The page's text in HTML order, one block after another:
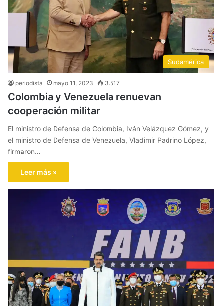
Sudamérica
periodista mayo 11, 2023 3.517
Colombia y Venezuela renuevan
cooperación militar
El ministro de Defensa de Colombia, Iván Velázquez Gómez, y
el ministro de Defensa de Venezuela, Vladimir Padrino López,
firmaron…
Leer más »